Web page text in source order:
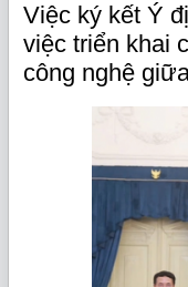
Việc ký kết Ý
việc triển khai
công nghệ